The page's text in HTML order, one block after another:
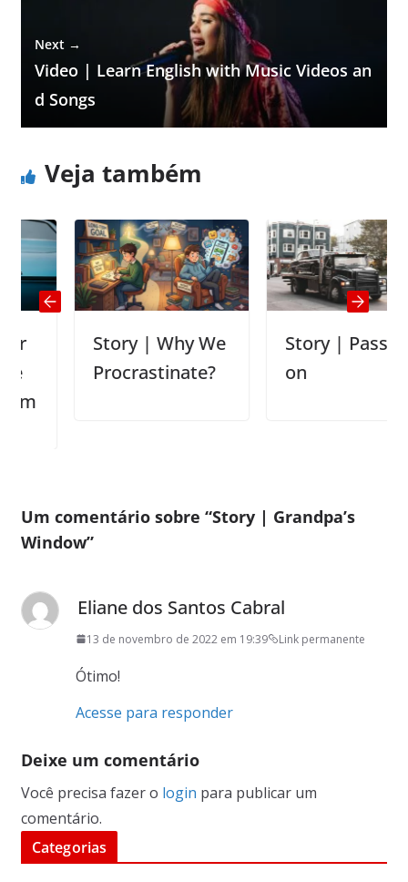
Next →
Video | Learn English with Music Videos an
d Songs
Veja também
Story | Why We
Procrastinate?
Story | Pass it
Um comentário sobre “Story | Grandpa’s
Window”
Eliane dos Santos Cabral
13 de novembro de 2022 em 19:39 Link permanente
Ótimo!
Acesse para responder
Deixe um comentário
Você precisa fazer o login para publicar um
comentário.
Categorias